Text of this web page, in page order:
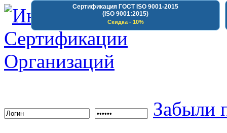
Сертификация ГОСТ ISO 9001-2015
(ISO 9001:2015)
Скидка - 10%
Забыли